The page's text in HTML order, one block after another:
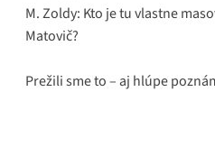
navigation
M. Zoldy: Kto je tu vlastne
Matovič?
Prežili sme to – aj hlúpe